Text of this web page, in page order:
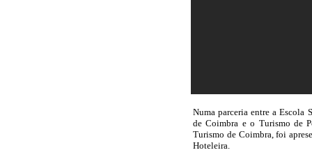
Numa parceria entre a Escola
de Coimbra e o Turismo de
Turismo de Coimbra, foi
Hoteleira.